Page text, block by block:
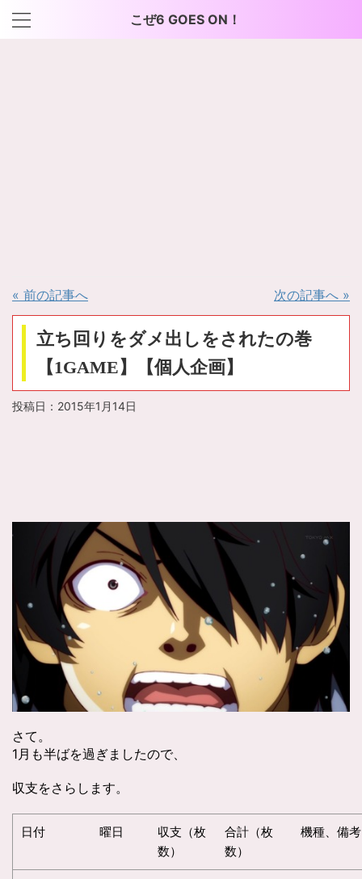
こぜ6 GOES ON！
« 前の記事へ 次の記事へ »
立ち回りをダメ出しをされたの巻
【1GAME】【個人企画】
投稿日： 2015年1月14日
さて。
1月も半ばを過ぎましたので、
収支をさらします。
日付 曜日
収支（枚
数）
合計（枚
数）
機種、備考